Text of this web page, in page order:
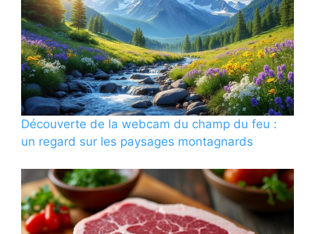
Découverte de la webcam du champ du feu :
un regard sur les paysages montagnards